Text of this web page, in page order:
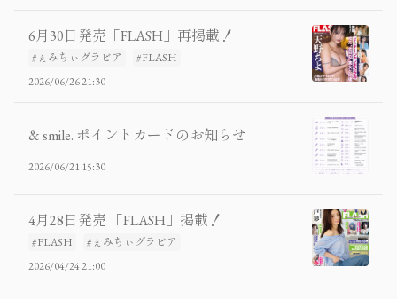
6月30日発売「FLASH」再掲載！
#ぇみちぃグラビア
#FLASH
2026/06/26 21:30
& smile. ポイントカードのお知らせ
2026/06/21 15:30
4月28日発売 「FLASH」掲載！
#FLASH
#ぇみちぃグラビア
2026/04/24 21:00